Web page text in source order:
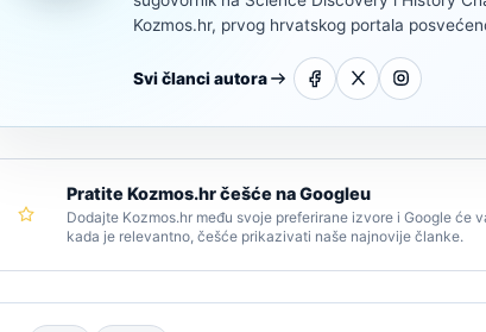
Kozmos.hr, prvog hrvatskog portala
Svi članci autora
Pratite Kozmos.hr češće na Googleu
Dodajte Kozmos.hr među svoje preferirane izvore i Google će
kada je relevantno, češće prikazivati naše najnovije članke.